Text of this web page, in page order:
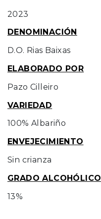
2023
DENOMINACIÓN
D.O. Rias Baixas
ELABORADO POR
Pazo Cilleiro
VARIEDAD
100% Albariño
ENVEJECIMIENTO
Sin crianza
GRADO ALCOHÓLICO
13%